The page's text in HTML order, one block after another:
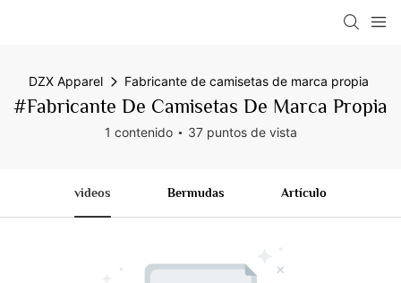
DZX Apparel Fabricante de camisetas de marca propia
#Fabricante De Camisetas De Marca Propia
1 contenido 37 puntos de vista
videos Bermudas Artículo